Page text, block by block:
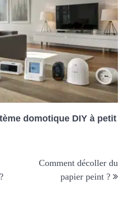
domotique DIY à petit
Comment décoller du
papier peint ?